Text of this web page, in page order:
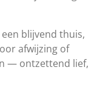
een blijvend thuis,
afwijzing of
— ontzettend lief,